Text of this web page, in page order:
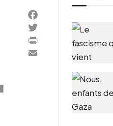
Facebook
Twitter
PrintFriendly
Email